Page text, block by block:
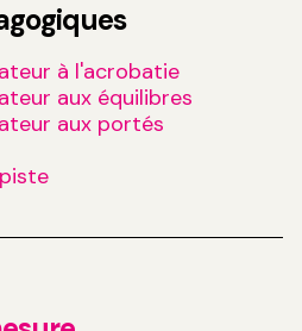
à l'acrobatie
aux équilibres
aux portés